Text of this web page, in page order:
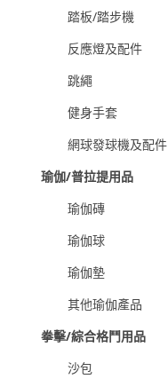
踏板/踏步機
反應燈及配件
跳繩
健身手套
網球發球機及配件
瑜伽/普拉提用品
瑜伽磚
瑜伽球
瑜伽墊
其他瑜伽產品
拳擊/綜合格鬥用品
沙包